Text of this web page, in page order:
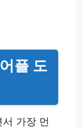
플 도
가장 먼